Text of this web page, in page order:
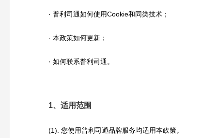
· 普利司通如何使用Cookie和同类技术；
· 本政策如何更新；
· 如何联系普利司通。
1、适用范围
(1). 您使用普利司通品牌服务均适用本政策。